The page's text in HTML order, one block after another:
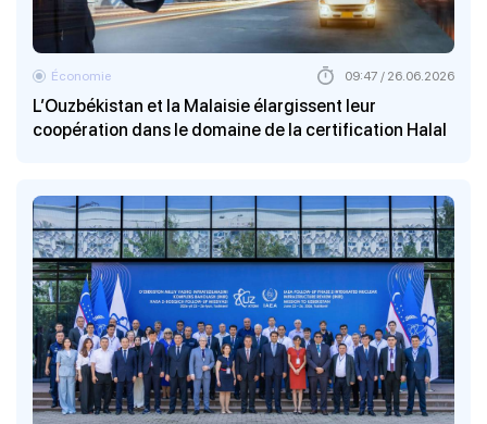
L’Ouzbékistan et la Malaisie élargissent leur
coopération dans le domaine de la certification Halal
Économie 09:47 / 26.06.2026